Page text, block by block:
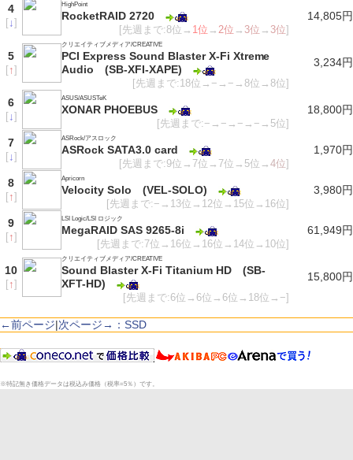
4
[↓]
HighPoint
RocketRAID 2720
[先週まで:8位→ 1位 →2位 → 3位 → 3位]
14,805円
5
[↑]
クリエイティブメディア/CREATIVE
PCI Express Sound Blaster X-Fi Xtreme
Audio (SB-XFI-XAPE)
[先週まで:18位→−→−→8位→8位]
3,234円
6
[↓]
ASUS/ASUSTeK
XONAR PHOEBUS
[先週まで:−→−→−→−→5位]
18,800円
7
[↓]
ASRock/アスロック
ASRock SATA3.0 card
[先週まで:9位→7位→7位→5位→4位]
1,970円
8
[↑]
Apricorn
Velocity Solo (VEL-SOLO)
[先週まで:−→13位→12位→15位→16位]
3,980円
9
[↑]
LSI Logic/LSI ロジック
MegaRAID SAS 9265-8i
[先週まで:7位→16位→16位→14位→10位]
61,949円
10
[↑]
クリエイティブメディア/CREATIVE
Sound Blaster X-Fi Titanium HD (SB-
XFT-HD)
[先週まで:6位→6位→6位→18位→−]
15,800円
←前ページ|次ページ→：SSD
※特記無き価格データは税込み価格（税率=5％）です。